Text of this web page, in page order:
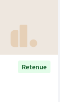
Retenue